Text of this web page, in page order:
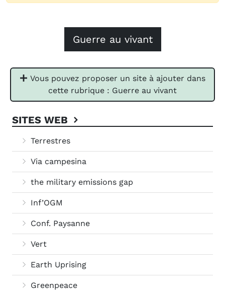
Guerre au vivant
Vous pouvez proposer un site à ajouter dans
cette rubrique : Guerre au vivant
SITES WEB
Terrestres
Via campesina
the military emissions gap
Inf’OGM
Conf. Paysanne
Vert
Earth Uprising
Greenpeace